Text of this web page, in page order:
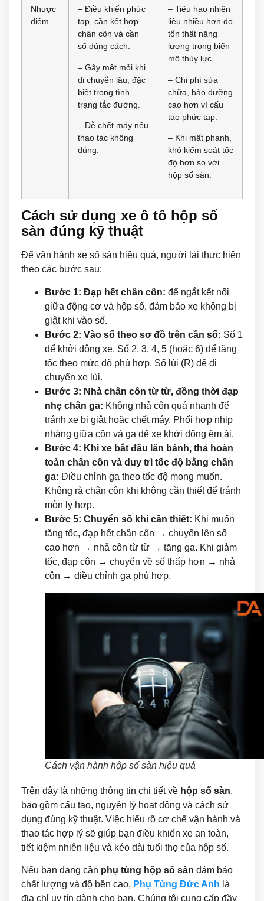
Nhược
điểm
– Điều khiển phức
tạp, cần kết hợp
chân côn và cần
số đúng cách.
– Gây mệt mỏi khi
di chuyển lâu, đặc
biệt trong tình
trạng tắc đường.
– Dễ chết máy nếu
thao tác không
đúng.
– Tiêu hao nhiên
liệu nhiều hơn do
tổn thất năng
lượng trong biến
mô thủy lực.
– Chi phí sửa
chữa, bảo dưỡng
cao hơn vì cấu
tạo phức tạp.
– Khi mất phanh,
khó kiểm soát tốc
độ hơn so với
hộp số sàn.
Cách sử dụng xe ô tô hộp số
sàn đúng kỹ thuật
Để vận hành xe số sàn hiệu quả, người lái thực hiện
theo các bước sau:
Bước 1: Đạp hết chân côn: để ngắt kết nối
giữa động cơ và hộp số, đảm bảo xe không bị
giật khi vào số.
Bước 2: Vào số theo sơ đồ trên cần số: Số 1
để khởi động xe. Số 2, 3, 4, 5 (hoặc 6) để tăng
tốc theo mức độ phù hợp. Số lùi (R) để di
chuyển xe lùi.
Bước 3: Nhả chân côn từ từ, đồng thời đạp
nhẹ chân ga: Không nhả côn quá nhanh để
tránh xe bị giật hoặc chết máy. Phối hợp nhịp
nhàng giữa côn và ga để xe khởi động êm ái.
Bước 4: Khi xe bắt đầu lăn bánh, thả hoàn
toàn chân côn và duy trì tốc độ bằng chân
ga: Điều chỉnh ga theo tốc độ mong muốn.
Không rà chân côn khi không cần thiết để tránh
mòn ly hợp.
Bước 5: Chuyển số khi cần thiết: Khi muốn
tăng tốc, đạp hết chân côn → chuyển lên số
cao hơn → nhả côn từ từ → tăng ga. Khi giảm
tốc, đạp côn → chuyển về số thấp hơn → nhả
côn → điều chỉnh ga phù hợp.
Cách vận hành hộp số sàn hiệu quả
Trên đây là những thông tin chi tiết về hộp số sàn,
bao gồm cấu tạo, nguyên lý hoạt động và cách sử
dụng đúng kỹ thuật. Việc hiểu rõ cơ chế vận hành và
thao tác hợp lý sẽ giúp bạn điều khiển xe an toàn,
tiết kiệm nhiên liệu và kéo dài tuổi thọ của hộp số.
Nếu bạn đang cần phụ tùng hộp số sàn đảm bảo
chất lượng và độ bền cao, Phụ Tùng Đức Anh là
địa chỉ uy tín dành cho bạn. Chúng tôi cung cấp đầy